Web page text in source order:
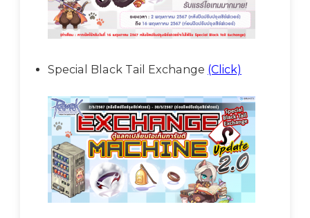
Special Black Tail Exchange (Click)